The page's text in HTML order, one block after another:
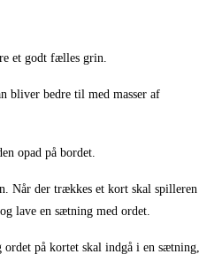
et godt fælles grin.
bliver bedre til med masser af
opad på bordet.
Når der trækkes et kort skal spilleren
lave en sætning med ordet.
på kortet skal indgå i en sætning,